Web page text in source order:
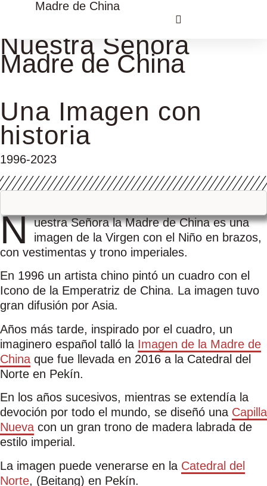
Madre de China
Nuestra Señora
Madre de China
Una Imagen con
historia
1996-2023
N uestra Señora la Madre de China es una
imagen de la Virgen con el Niño en brazos,
con vestimentas y trono imperiales.
En 1996 un artista chino pintó un cuadro con el
Icono de la Emperatriz de China. La imagen tuvo
gran difusión por Asia.
Años más tarde, inspirado por el cuadro, un
imaginero español talló la Imagen de la Madre de
China que fue llevada en 2016 a la Catedral del
Norte en Pekín.
En los años sucesivos, mientras se extendía la
devoción por todo el mundo, se diseñó una Capilla
Nueva con un gran trono de madera labrada de
estilo imperial.
La imagen puede venerarse en la Catedral del
Norte, (Beitang) en Pekín.